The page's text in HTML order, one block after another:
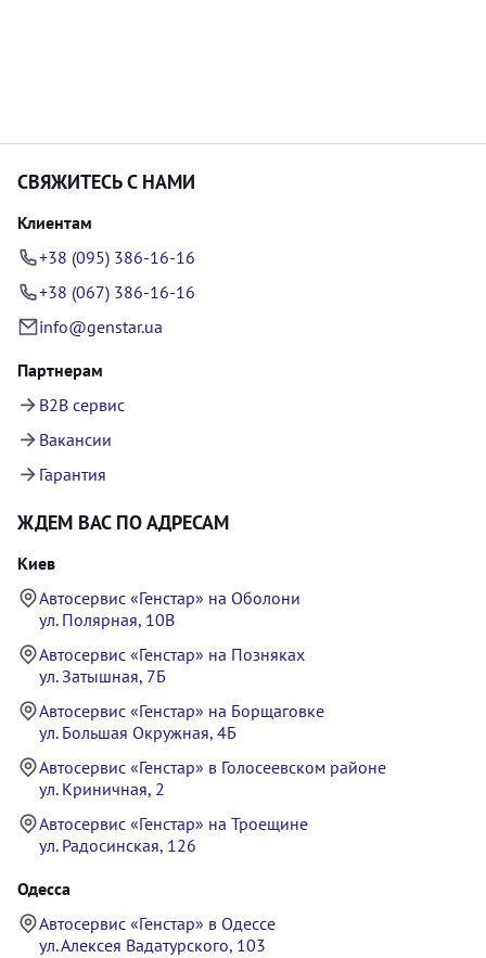
СВЯЖИТЕСЬ С НАМИ
Клиентам
+38 (095) 386-16-16
+38 (067) 386-16-16
info@genstar.ua
Партнерам
B2B сервис
Вакансии
Гарантия
ЖДЕМ ВАС ПО АДРЕСАМ
Киев
Автосервис «Генстар» на Оболони
ул. Полярная, 10В
Автосервис «Генстар» на Позняках
ул. Затышная, 7Б
Автосервис «Генстар» на Борщаговке
ул. Большая Окружная, 4Б
Автосервис «Генстар» в Голосеевском районе
ул. Криничная, 2
Автосервис «Генстар» на Троещине
ул. Радосинская, 126
Одесса
Автосервис «Генстар» в Одессе
ул. Алексея Вадатурского, 103